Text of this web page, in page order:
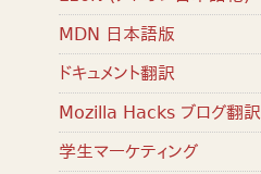
MDN 日本語版
ドキュメント翻訳
Mozilla Hacks ブログ翻訳
学生マーケティング